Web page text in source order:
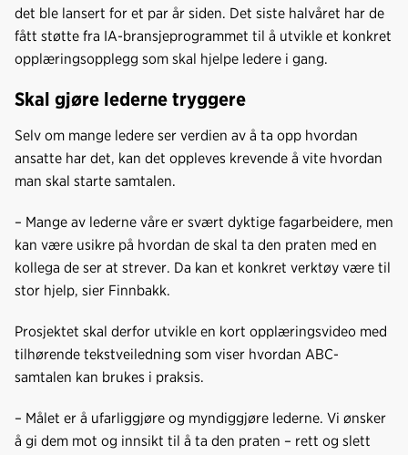
det ble lansert for et par år siden. Det siste halvåret har de
fått støtte fra IA-bransjeprogrammet til å utvikle et konkret
opplæringsopplegg som skal hjelpe ledere i gang.
Skal gjøre lederne tryggere
Selv om mange ledere ser verdien av å ta opp hvordan
ansatte har det, kan det oppleves krevende å vite hvordan
man skal starte samtalen.
– Mange av lederne våre er svært dyktige fagarbeidere, men
kan være usikre på hvordan de skal ta den praten med en
kollega de ser at strever. Da kan et konkret verktøy være til
stor hjelp, sier Finnbakk.
Prosjektet skal derfor utvikle en kort opplæringsvideo med
tilhørende tekstveiledning som viser hvordan ABC-
samtalen kan brukes i praksis.
– Målet er å ufarliggjøre og myndiggjøre lederne. Vi ønsker
å gi dem mot og innsikt til å ta den praten – rett og slett